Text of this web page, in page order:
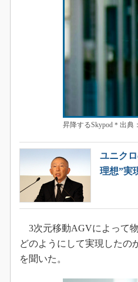
昇降するSkypod＊出典
ユニク
理想”実
3次元移動AGVによって
どのようにして実現したの
を聞いた。